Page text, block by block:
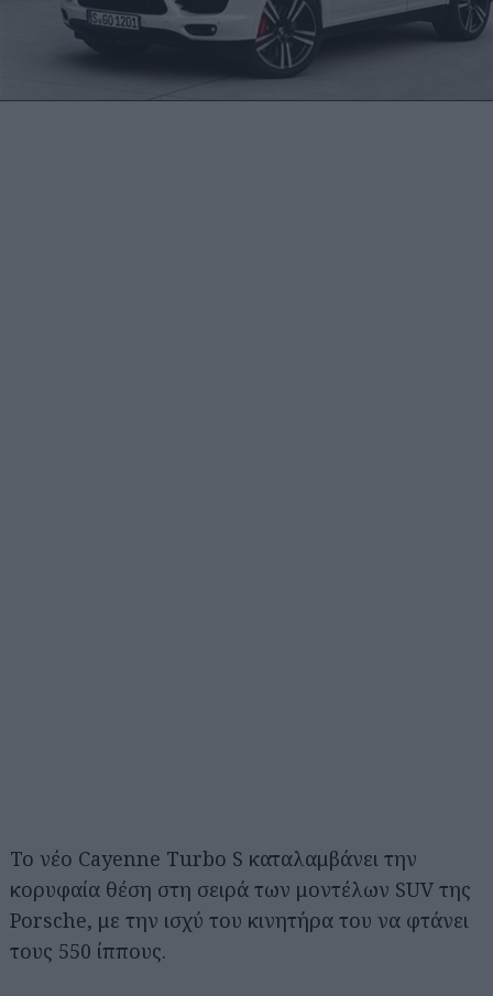
Το νέο Cayenne Turbo S καταλαμβάνει την
κορυφαία θέση στη σειρά των μοντέλων SUV της
Porsche, με την ισχύ του κινητήρα του να φτάνει
τους 550 ίππους.